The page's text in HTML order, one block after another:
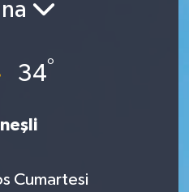
34°
Cumartesi